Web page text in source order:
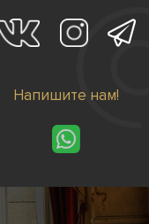
Напишите нам!